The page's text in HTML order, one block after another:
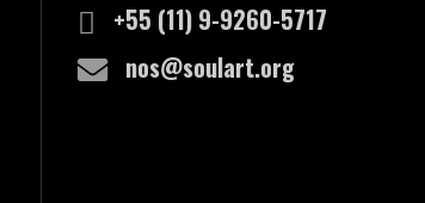
+55 (11) 9-9260-5717
nos@soulart.org